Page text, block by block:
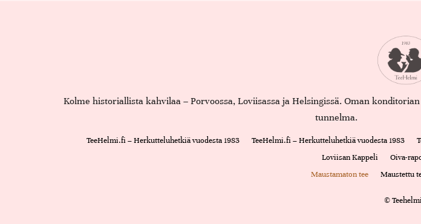
Kolme historiallista kahvilaa – Porvoossa, Loviisassa ja Helsingissä. Oman
tunnelma.
TeeHelmi.fi – Herkutteluhetkiä vuodesta 1983 TeeHelmi.fi – Herkutteluhetkiä vuodesta 1983
Loviisan Kappeli
Oiva-
Maustamaton tee
Maustettu
©